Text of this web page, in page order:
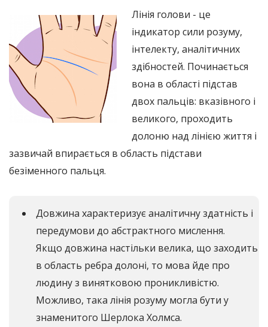
Лінія голови - це
індикатор сили розуму,
інтелекту, аналітичних
здібностей. Починається
вона в області підстав
двох пальців: вказівного і
великого, проходить
долоню над лінією життя і
зазвичай впирається в область підстави
безіменного пальця.
Довжина характеризує аналітичну здатність і
передумови до абстрактного мислення.
Якщо довжина настільки велика, що заходить
в область ребра долоні, то мова йде про
людину з винятковою проникливістю.
Можливо, така лінія розуму могла бути у
знаменитого Шерлока Холмса.